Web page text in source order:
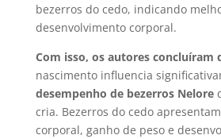
bezerros do cedo, indicando
desenvolvimento corporal.
Com isso, os autores concluíram
nascimento influencia
desempenho de bezerros Nelore
cria. Bezerros do cedo
corporal, ganho de peso e